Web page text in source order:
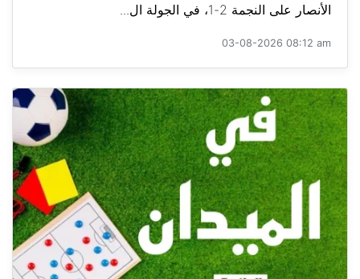
الأنصار على النجمة 2-1، في الجولة ال...
03-08-2026 08:12 am